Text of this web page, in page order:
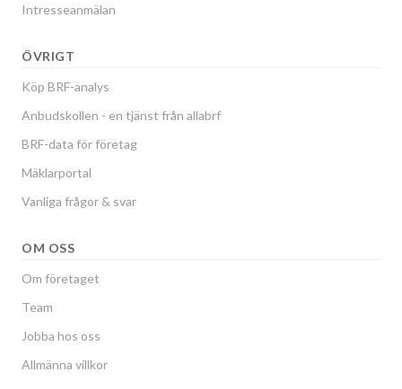
Intresseanmälan
ÖVRIGT
Köp BRF-analys
Anbudskollen - en tjänst från allabrf
BRF-data för företag
Mäklarportal
Vanliga frågor & svar
OM OSS
Om företaget
Team
Jobba hos oss
Allmänna villkor